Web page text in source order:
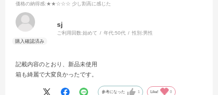
価格の納得感:★★☆☆☆ 少し割高に感じた
sj
ご利用回数:始めて 年代:50代 性別:男性
記載内容のとおり、新品未使用
箱も綺麗で大変良かったです。
参考になった 1 Like! 0